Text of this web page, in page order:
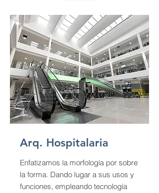
Arq. Hospitalaria
Enfatizamos la morfología por sobre
la forma. Dando lugar a sus usos y
funciones, empleando tecnología